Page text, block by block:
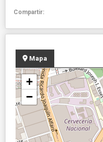
Compartir:
Mapa
+
−